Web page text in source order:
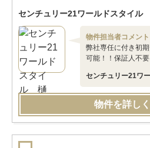
センチュリー21ワールドスタイル
物件担当者コメント
弊社専任に付き初
可能！！保証人不要
センチュリー21
物件を詳し